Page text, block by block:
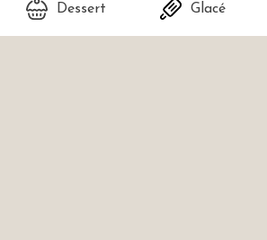
Dessert Glacé